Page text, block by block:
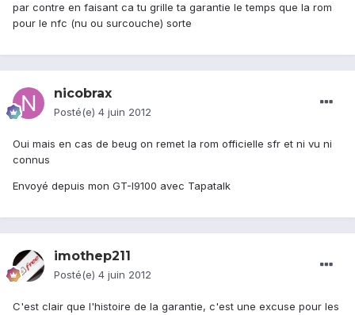
par contre en faisant ca tu grille ta garantie le temps que la rom
pour le nfc (nu ou surcouche) sorte
nicobrax
Posté(e) 4 juin 2012
Oui mais en cas de beug on remet la rom officielle sfr et ni vu ni
connus
Envoyé depuis mon GT-I9100 avec Tapatalk
imothep211
Posté(e) 4 juin 2012
C'est clair que l'histoire de la garantie, c'est une excuse pour les